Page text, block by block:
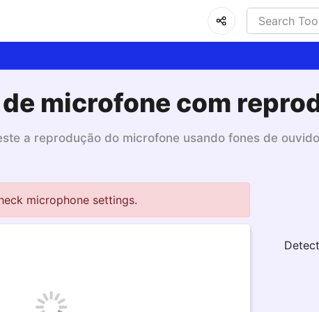
microfone com
a reprodução do microfone usando fones de
microphone settings.